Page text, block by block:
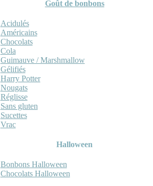
Goût de bonbons
Acidulés
Américains
Chocolats
Cola
Guimauve / Marshmallow
Gélifiés
Harry Potter
Nougats
Réglisse
Sans gluten
Sucettes
Vrac
Halloween
Bonbons Halloween
Chocolats Halloween